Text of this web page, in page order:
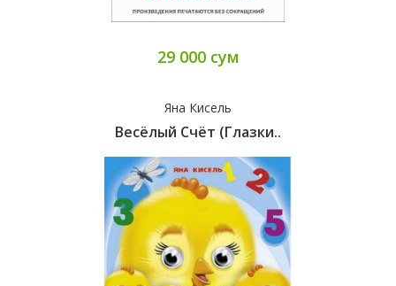
29 000 сум
Яна Кисель
Весёлый Счёт (глазки..